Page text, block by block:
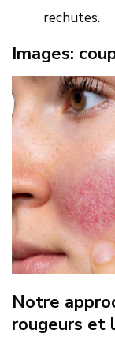
rechutes.
Images:
Notre
rougeurs et